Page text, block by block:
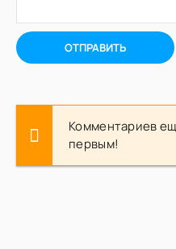
ОТПРАВИТЬ
Комментариев
первым!